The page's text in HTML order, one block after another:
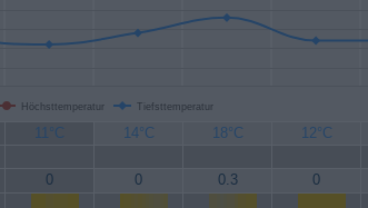
Höchsttemperatur Tiefsttemperatur
11°C 14°C 18°C 12°C
0 0 0.3 0